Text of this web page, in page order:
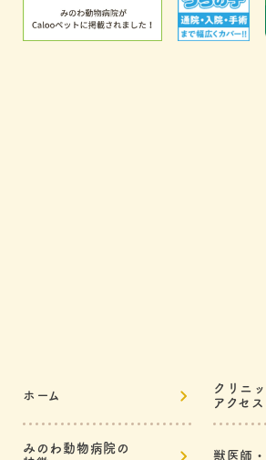
ホーム
クリニ
アクセス
みのわ動物病院の
獣医師